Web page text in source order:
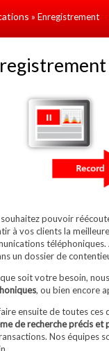
» Enregistrement
pouvoir
à vos clients la
un dossier de
soit votre besoin,
, ou bien encore
ensuite de toutes ces
de recherche précis et
Nos équipes